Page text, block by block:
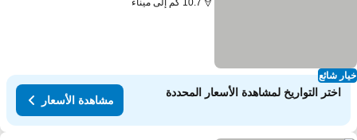
شائع
10.7 كم إلى ميناء
اختر التواريخ لمشاهدة الأسعار المحددة
مشاهدة الأسعار